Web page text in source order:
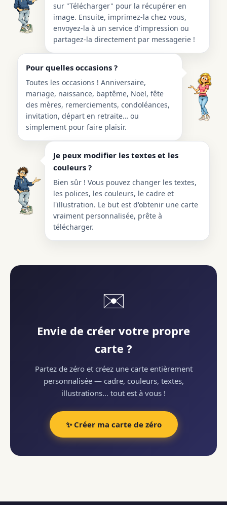
sur "Télécharger" pour la récupérer en
image. Ensuite, imprimez-la chez vous,
envoyez-la à un service d'impression ou
partagez-la directement par messagerie !
Pour quelles occasions ?
Toutes les occasions ! Anniversaire,
mariage, naissance, baptême, Noël, fête
des mères, remerciements, condoléances,
invitation, départ en retraite… ou
simplement pour faire plaisir.
Je peux modifier les textes et les
couleurs ?
Bien sûr ! Vous pouvez changer les textes,
les polices, les couleurs, le cadre et
l'illustration. Le but est d'obtenir une carte
vraiment personnalisée, prête à
télécharger.
✉️
Envie de créer votre propre
carte ?
Partez de zéro et créez une carte entièrement
personnalisée — cadre, couleurs, textes,
illustrations… tout est à vous !
✨ Créer ma carte de zéro